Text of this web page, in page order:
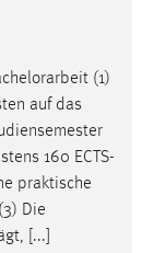
(1)
auf das
160 ECTS-
praktische
Die
[...]